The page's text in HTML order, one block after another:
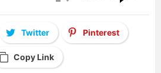
Twitter Pinterest
Copy Link